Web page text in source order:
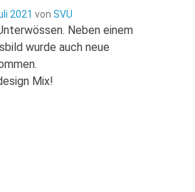
2021 von SVU
Neben einem
wurde auch neue
Mix!